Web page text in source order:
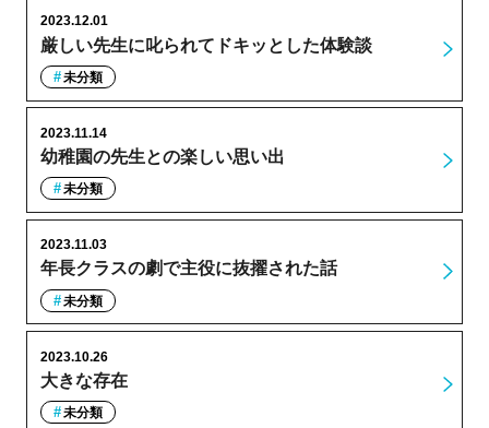
厳しい先生に叱られてドキッとした体験談
2023.12.01
未分類
幼稚園の先生との楽しい思い出
2023.11.14
未分類
年長クラスの劇で主役に抜擢された話
2023.11.03
未分類
大きな存在
2023.10.26
未分類